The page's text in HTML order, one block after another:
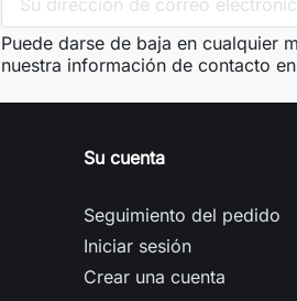
Puede darse de baja en cualquier
nuestra información de contacto
Su cuenta
Seguimiento del pedido
Iniciar sesión
Crear una cuenta